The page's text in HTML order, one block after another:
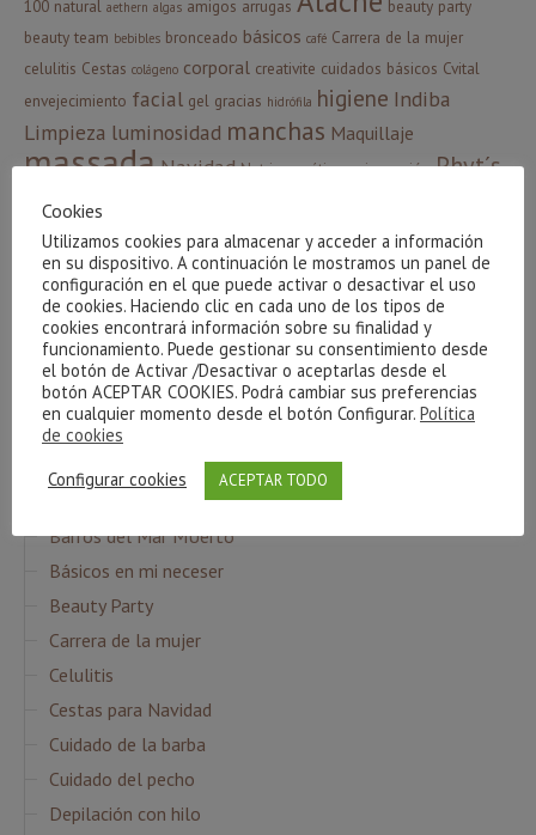
100 natural aethern algas amigos arrugas
beauty party
beauty team bebibles bronceado básicos café Carrera de la mujer
celulitis Cestas colágeno corporal creativite cuidados básicos Cvital
envejecimiento facial gel gracias hidrófila higiene Indiba
Limpieza luminosidad manchas Maquillaje
massadaNavidad Nutricosmética oxigenación Phyt´s
piel relax
Ácido Hialurónico
CATEGORÍAS
Agua Micelar
Ampollas Flash
Aniversario Beauty House
Aquaphyt´s
Barros del Mar MUerto
Básicos en mi neceser
Beauty Party
Carrera de la mujer
Celulitis
Cestas para Navidad
Cuidado de la barba
Cuidado del pecho
Depilación con hilo
Cookies
Utilizamos cookies para almacenar y acceder a información
en su dispositivo. A continuación le mostramos un panel de
configuración en el que puede activar o desactivar el uso
de cookies. Haciendo clic en cada uno de los tipos de
cookies encontrará información sobre su finalidad y
funcionamiento. Puede gestionar su consentimiento desde
el botón de Activar /Desactivar o aceptarlas desde el
botón ACEPTAR COOKIES. Podrá cambiar sus preferencias
en cualquier momento desde el botón Configurar. Política
de cookies
Configurar cookies
ACEPTAR TODO